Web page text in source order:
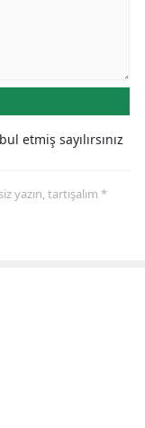
etmiş sayılırsınız
yazın, tartışalım *